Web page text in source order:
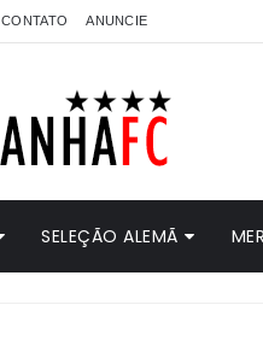
CONTATO ANUNCIE
SELEÇÃO ALEMÃ